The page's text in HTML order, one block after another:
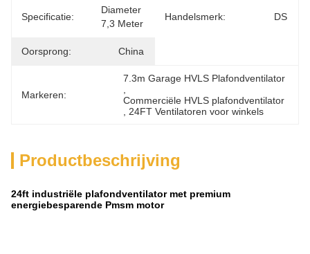
Specificatie:
Diameter
7,3 Meter
Handelsmerk: DS
Oorsprong: China
Markeren:
7.3m Garage HVLS Plafondventilator
Commerciële HVLS plafondventilator
24FT Ventilatoren voor winkels
Productbeschrijving
24ft industriële plafondventilator met premium
energiebesparende Pmsm motor